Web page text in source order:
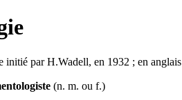
initié par H.Wadell, en 1932 ; en anglais
(n. m. ou f.)